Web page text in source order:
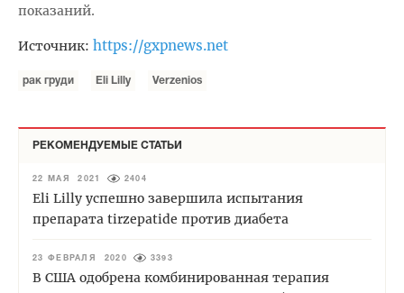
показаний.
Источник: https://gxpnews.net
рак груди Eli Lilly Verzenios
РЕКОМЕНДУЕМЫЕ СТАТЬИ
22 МАЯ 2021 2404
Eli Lilly успешно завершила испытания
препарата tirzepatide против диабета
23 ФЕВРАЛЯ 2020 3393
В США одобрена комбинированная терапия